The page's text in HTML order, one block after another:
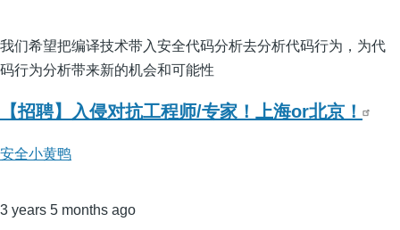
我们希望把编译技术带入安全代码分析去分析代码行为，为代
码行为分析带来新的机会和可能性
【招聘】入侵对抗工程师/专家！上海or北京！
安全小黄鸭
3 years 5 months ago